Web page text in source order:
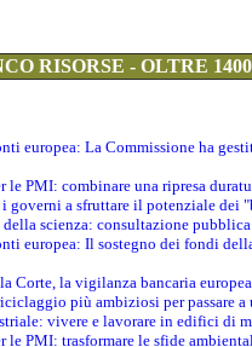
RISORSE - OLTRE
europea: La Commissione ha
le PMI: combinare una ripresa
i governi a sfruttare il potenziale dei
scienza: consultazione
europea: Il sostegno dei fondi
Corte, la vigilanza bancaria
più ambiziosi per passare
vivere e lavorare in edifici di
le PMI: trasformare le sfide